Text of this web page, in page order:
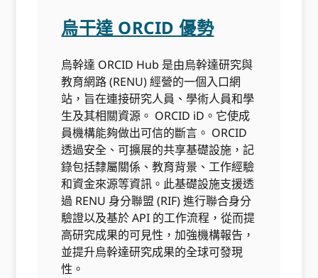
烏干達 ORCID 優勢
烏幹達 ORCID Hub 是由烏幹達研究與
教育網路 (RENU) 經營的一個入口網
站，旨在連接研究人員、學術人員和學
生及其相關資源。 ORCID iD。它使成
員機構能夠做出可信的斷言。 ORCID
透過安全、可擴展的共享基礎設施，記
錄包括隸屬關係、教育背景、工作經驗
和資金來源等資訊。此基礎設施支援透
過 RENU 身分聯盟 (RIF) 進行聯合身分
驗證以及基於 API 的工作流程，從而提
高研究成果的可見性，加強機構報告，
並提升烏幹達研究成果的全球可發現
性。